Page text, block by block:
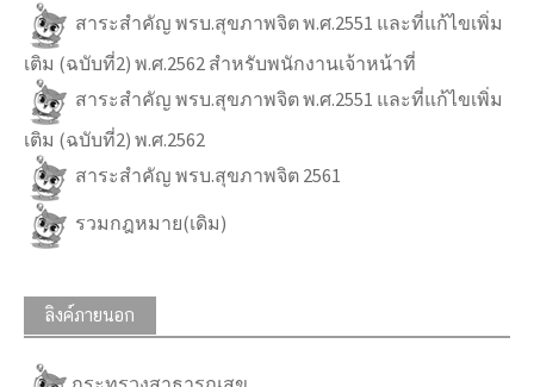
สาระสำคัญ พรบ.สุขภาพจิต พ.ศ.2551 และที่แก้ไขเพิ่ม
เติม (ฉบับที่2) พ.ศ.2562 สำหรับพนักงานเจ้าหน้าที่
สาระสำคัญ พรบ.สุขภาพจิต พ.ศ.2551 และที่แก้ไขเพิ่ม
เติม (ฉบับที่2) พ.ศ.2562
สาระสำคัญ พรบ.สุขภาพจิต 2561
รวมกฎหมาย(เดิม)
ลิงค์ภายนอก